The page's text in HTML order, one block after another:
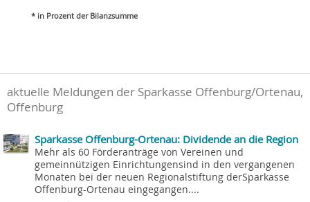
* in Prozent der Bilanzsumme
aktuelle Meldungen der Sparkasse Offenburg/Ortenau,
Offenburg
Sparkasse Offenburg-Ortenau: Dividende an die Region
Mehr als 60 Förderanträge von Vereinen und
gemeinnützigen Einrichtungensind in den vergangenen
Monaten bei der neuen Regionalstiftung derSparkasse
Offenburg-Ortenau eingegangen....